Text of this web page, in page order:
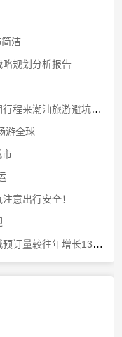
洁
规划分析报告
来潮汕旅游避坑避雷
游全球
市
意出行安全！
量较往年增长130%